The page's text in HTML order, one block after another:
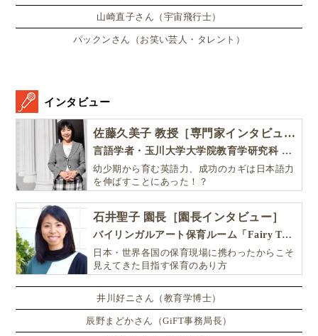
世界中でホームスクーリングやアンスクールングを実
ができる
と確信していきました。
縛らなければ縛らないほど、心のスペースが
広がる
山崎直子さん（宇宙飛行士）
パックンさん（お笑い芸人・タレント）
インタビュー
佐藤久美子 教授［専門家インタビュー］
言語学者・玉川大学大学院教育学研究科 教授・NHK「えいごであそぼ」総合指導
幼少期から育む英語力、成功のカギは日本語力
を伸ばすことにあった！？
石井聖子 園長［園長インタビュー］
バイリンガルアート保育ルーム「Fairy Tale（フェアリーテイル）」
日本・世界各国の保育現場に携わったからこそ
見えてきた目指す保育のあり方
井川好ニさん（教育学博士）
辰野まどかさん（GiFT事務局長）